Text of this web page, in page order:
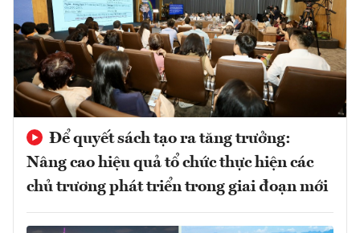
Để quyết sách tạo ra tăng trưởng:
Nâng cao hiệu quả tổ chức thực hiện các
chủ trương phát triển trong giai đoạn mới